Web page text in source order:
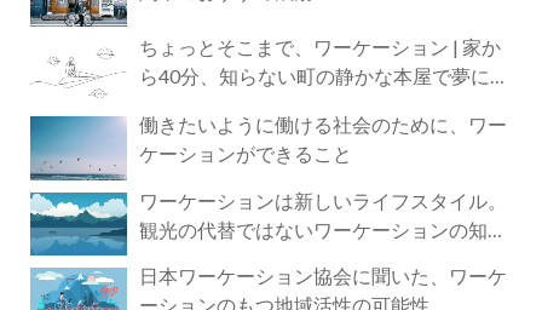
ちょっとそこまで、ワーケーション | 家か
ら40分、知らない町の静かな本屋で夢に近
働きたいように働ける社会のために、ワー
ケーションができること
ワーケーションは新しいライフスタイル。
観光の代替ではないワーケーションの知ら
日本ワーケーション協会に聞いた、ワーケ
ーションのもつ地域活性の可能性